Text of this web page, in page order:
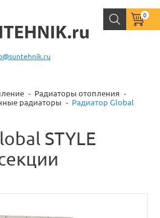
0
Радиаторы отопления
радиаторы
Радиатор Global
STYLE